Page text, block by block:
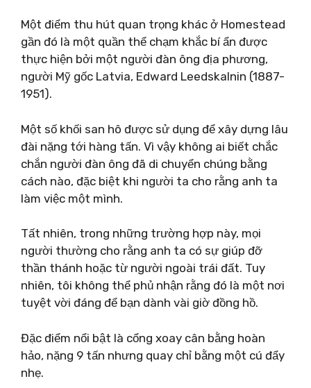
Một điểm thu hút quan trọng khác ở Homestead
gần đó là một quần thể chạm khắc bí ẩn được
thực hiện bởi một người đàn ông địa phương,
người Mỹ gốc Latvia, Edward Leedskalnin (1887-
1951).
Một số khối san hô được sử dụng để xây dựng lâu
đài nặng tới hàng tấn. Vì vậy không ai biết chắc
chắn người đàn ông đã di chuyển chúng bằng
cách nào, đặc biệt khi người ta cho rằng anh ta
làm việc một mình.
Tất nhiên, trong những trường hợp này, mọi
người thường cho rằng anh ta có sự giúp đỡ
thần thánh hoặc từ người ngoài trái đất. Tuy
nhiên, tôi không thể phủ nhận rằng đó là một nơi
tuyệt vời đáng để bạn dành vài giờ đồng hồ.
Đặc điểm nổi bật là cổng xoay cân bằng hoàn
hảo, nặng 9 tấn nhưng quay chỉ bằng một cú đẩy
nhẹ.